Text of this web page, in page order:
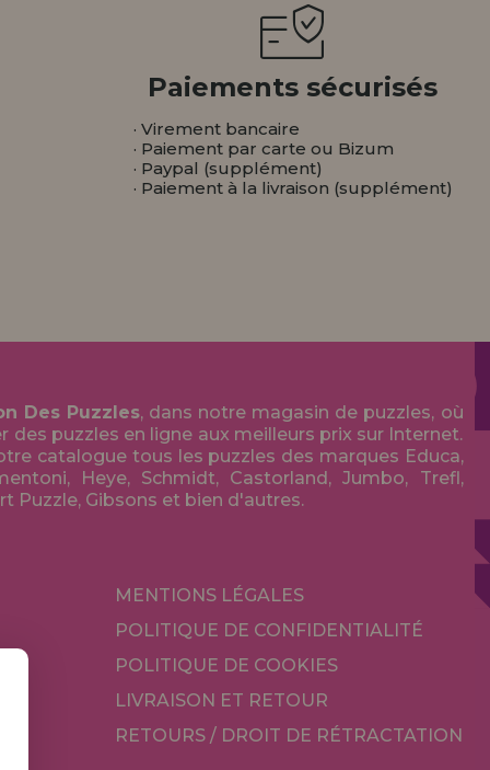
Paiements sécurisés
· Virement bancaire
· Paiement par carte ou Bizum
· Paypal (supplément)
· Paiement à la livraison (supplément)
Des Puzzles, dans notre magasin de puzzles, où
des puzzles en ligne aux meilleurs prix sur Internet.
catalogue tous les puzzles des marques Educa,
Heye, Schmidt, Castorland, Jumbo, Trefl,
Puzzle, Gibsons et bien d'autres.
MENTIONS LÉGALES
POLITIQUE DE CONFIDENTIALITÉ
POLITIQUE DE COOKIES
LIVRAISON ET RETOUR
RETOURS / DROIT DE RÉTRACTATION